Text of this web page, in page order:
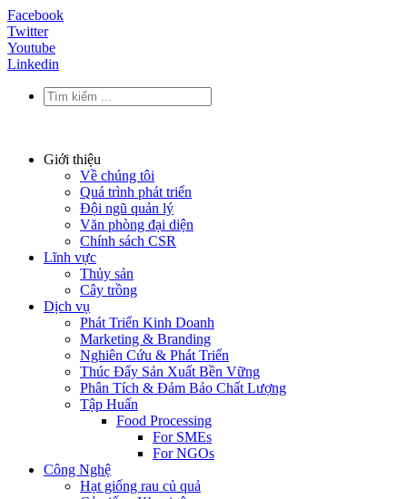
Facebook
Twitter
Youtube
Linkedin
Giới thiệu
Về chúng tôi
Quá trình phát triển
Đội ngũ quản lý
Văn phòng đại diện
Chính sách CSR
Lĩnh vực
Thủy sản
Cây trồng
Dịch vụ
Phát Triển Kinh Doanh
Marketing & Branding
Nghiên Cứu & Phát Triển
Thúc Đẩy Sản Xuất Bền Vững
Phân Tích & Đảm Bảo Chất Lượng
Tập Huấn
Food Processing
For SMEs
For NGOs
Công Nghệ
Hạt giống rau củ quả